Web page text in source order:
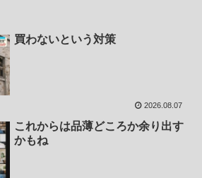
買わないという対策
2026.08.07
これからは品薄どころか余り出す
かもね